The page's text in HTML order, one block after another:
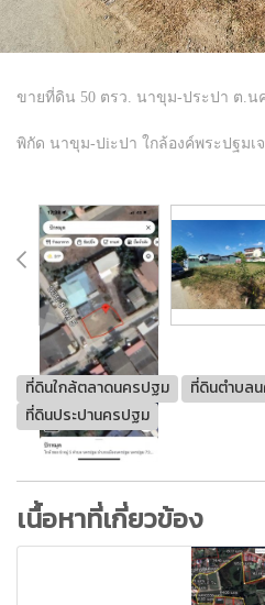
ขายที่ดิน 50 ตรว. นาขุม-ประปา ต.น
พิกัด นาขุม-ปiะปา ใกล้องค์พระปฐมเ
ที่ดินใกล้ตลาดนครปฐม ที่ดินตำบล
ที่ดินประปานครปฐม
เนื้อหาที่เกี่ยวข้อง